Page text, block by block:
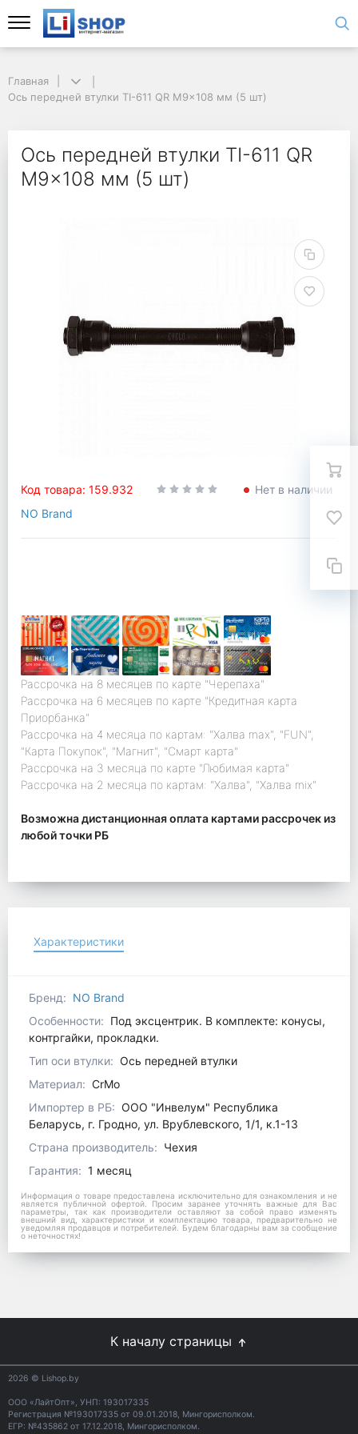
Главная
Ось передней втулки TI-611 QR M9x108 мм (5 шт)
Ось передней втулки TI-611 QR
M9x108 мм (5 шт)
Код товара: 159.932
Нет в наличии
NO Brand
Рассрочка на 8 месяцев по карте "Черепаха"
Рассрочка на 6 месяцев по карте "Кредитная карта
Приорбанка"
Рассрочка на 4 месяца по картам: "Халва max", "FUN",
"Карта Покупок", "Магнит", "Смарт карта"
Рассрочка на 3 месяца по карте "Любимая карта"
Рассрочка на 2 месяца по картам: "Халва", "Халва mix"
Возможна дистанционная оплата картами рассрочек из
любой точки РБ
Характеристики
Бренд: NO Brand
Особенности: Под эксцентрик. В комплекте: конусы,
контргайки, прокладки.
Тип оси втулки: Ось передней втулки
Материал: CrMo
Импортер в РБ: ООО "Инвелум" Республика
Беларусь, г. Гродно, ул. Врублевского, 1/1, к.1-13
Страна производитель: Чехия
Гарантия: 1 месяц
Информация о товаре предоставлена исключительно для ознакомления и не
является публичной офертой. Просим заранее уточнять важные для Вас
параметры, так как производители оставляют за собой право изменять
внешний вид, характеристики и комплектацию товара, предварительно не
уведомляя продавцов и потребителей. Будем благодарны вам за сообщение
о неточностях!
К началу страницы
2026 © Lishop.by
ООО «ЛайтОпт», УНП: 193017335
Регистрация №193017335 от 09.01.2018, Мингорисполком.
ЕГР: №435862 от 17.12.2018, Мингорисполком.